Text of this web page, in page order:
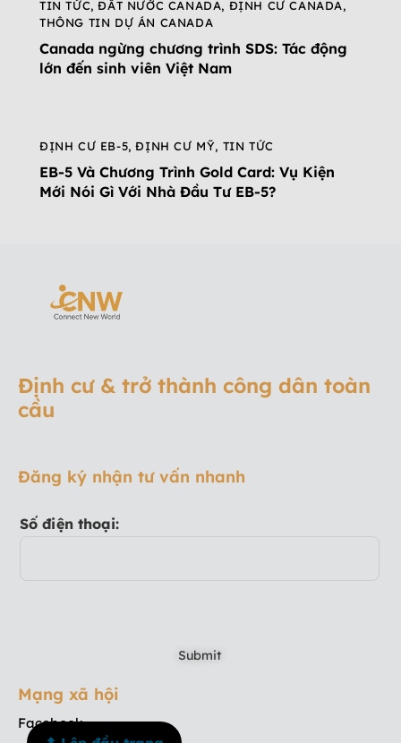
TIN TỨC,ĐẤT NƯỚC CANADA, ĐỊNH CƯ CANADA,
THÔNG TIN DỰ ÁN CANADA
Canada ngừng chương trình SDS: Tác động
lớn đến sinh viên Việt Nam
ĐỊNH CƯ EB-5,ĐỊNH CƯ MỸ, TIN TỨC
EB-5 Và Chương Trình Gold Card: Vụ Kiện
Mới Nói Gì Với Nhà Đầu Tư EB-5?
Định cư & trở thành công dân toàn
cầu
Đăng ký nhận tư vấn nhanh
Số điện thoại:
Mạng xã hội
Facebook